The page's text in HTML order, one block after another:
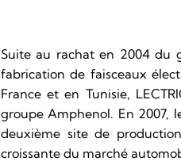
Suite au rachat en 2004 du
fabrication de faisceaux
France et en Tunisie,
groupe Amphenol. En 2007,
deuxième site de
croissante du marché